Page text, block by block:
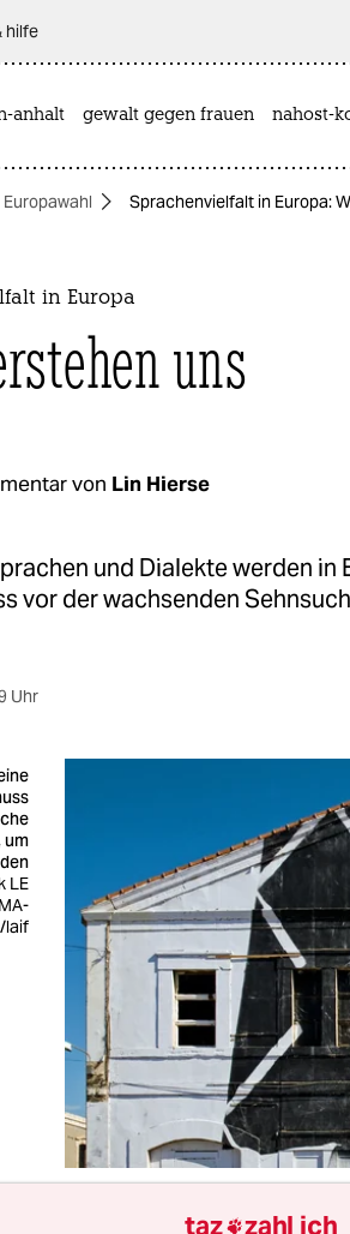
hilfe
anhalt gewalt gegen frauen nahost-
Europawahl Sprachenvielfalt in Europa:
in Europa
uns
von Lin Hierse
und Dialekte werden in
vor der wachsenden
Uhr
um
LE
laif
taz zahl ich